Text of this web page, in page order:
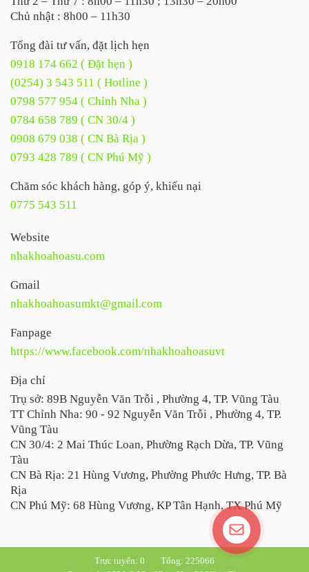
Chủ nhật : 8h00 – 11h30
Tổng đài tư vấn, đặt lịch hẹn
0918 174 662 ( Đặt hẹn )
(0254) 3 543 511 ( Hotline )
0798 577 954 ( Chỉnh Nha )
0784 658 789 ( CN 30/4 )
0908 679 038 ( CN Bà Rịa )
0793 428 789 ( CN Phú Mỹ )
Chăm sóc khách hàng, góp ý, khiếu nại
0775 543 511
Website
nhakhoahoasu.com
Gmail
nhakhoahoasumkt@gmail.com
Fanpage
https://www.facebook.com/nhakhoahoasuvt
Địa chỉ
Trụ sở: 89B Nguyễn Văn Trỗi , Phường 4, TP. Vũng Tàu
TT Chỉnh Nha: 90 - 92 Nguyễn Văn Trỗi , Phường 4, TP.
Vũng Tàu
CN 30/4: 2 Mai Thúc Loan, Phường Rạch Dừa, TP. Vũng
Tàu
CN Bà Rịa: 21 Hùng Vương, Phường Phước Hưng, TP. Bà
Rịa
CN Phú Mỹ: 68 Hùng Vương, KP Tân Hạnh, TX Phú Mỹ
Trực tuyến: 0
Tổng: 225066